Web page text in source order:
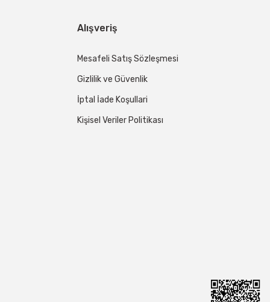
Alışveriş
Mesafeli Satış Sözleşmesi
Gizlilik ve Güvenlik
İptal İade Koşullari
Kişisel Veriler Politikası